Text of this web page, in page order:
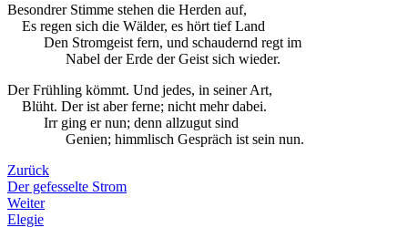
Besondrer Stimme stehen die Herden auf,
Es regen sich die Wälder, es hört tief Land
Den Stromgeist fern, und schaudernd regt im
Nabel der Erde der Geist sich wieder.
Der Frühling kömmt. Und jedes, in seiner Art,
Blüht. Der ist aber ferne; nicht mehr dabei.
Irr ging er nun; denn allzugut sind
Genien; himmlisch Gespräch ist sein nun.
Zurück
Der gefesselte Strom
Weiter
Elegie